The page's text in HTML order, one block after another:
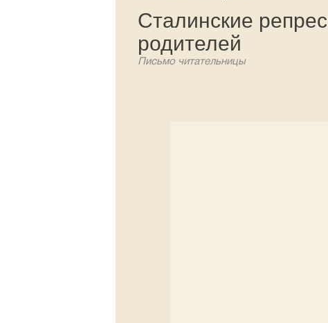
Сталинские
родителей
Письмо читательницы